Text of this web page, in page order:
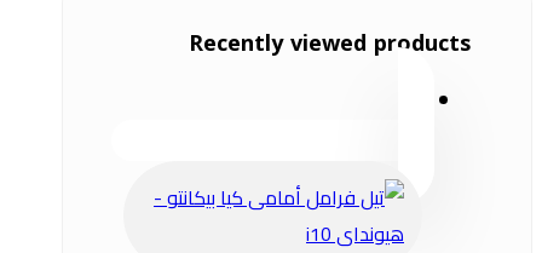
Recently viewed products